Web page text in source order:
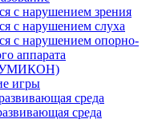
с нарушением зрения
с нарушением слуха
с нарушением опорно-
аппарата
игры
среда
среда